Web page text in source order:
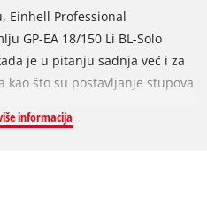
Einhell Professional
GP-EA 18/150 Li BL-Solo
je u pitanju sadnja već i za
kao što su postavljanje stupova
zajedno sa svrdlom za
informacija